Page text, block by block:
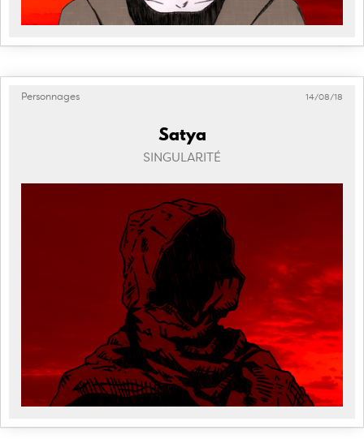
Personnages 14/08/18
Satya
SINGULARITÉ